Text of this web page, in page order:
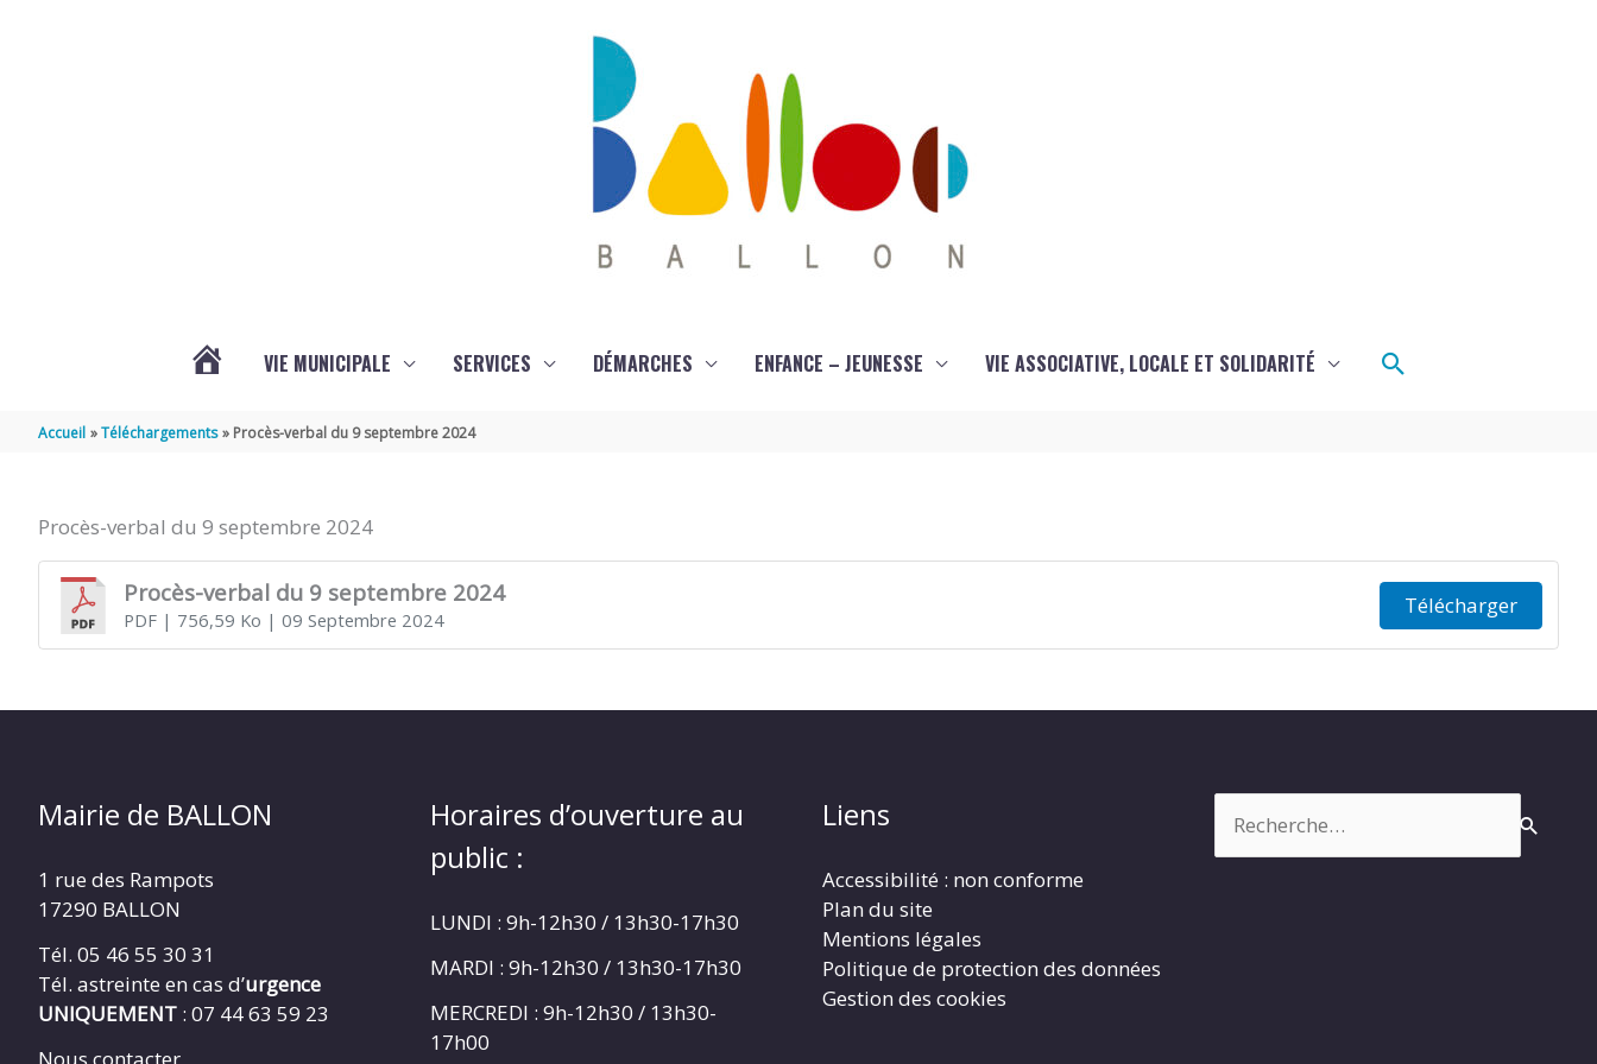
VIE MUNICIPALE SERVICES DÉMARCHES ENFANCE – JEUNESSE VIE ASSOCIATIVE, LOCALE ET SOLIDARITÉ Rechercher
Accueil Téléchargements Procès-verbal du 9 septembre 2024
Procès-verbal du 9 septembre 2024
Procès-verbal du 9 septembre 2024
PDF| 756,59 Ko | 09 Septembre 2024
Télécharger
Mairie de BALLON
1 rue des Rampots
17290 BALLON
Tél. 05 46 55 30 31
Tél. astreinte en cas d’urgence
UNIQUEMENT : 07 44 63 59 23
Nous contacter
Horaires d’ouverture au
public :
LUNDI : 9h-12h30 / 13h30-17h30
MARDI : 9h-12h30 / 13h30-17h30
MERCREDI : 9h-12h30 / 13h30-
17h00
Liens
Accessibilité : non conforme
Plan du site
Mentions légales
Politique de protection des données
Gestion des cookies